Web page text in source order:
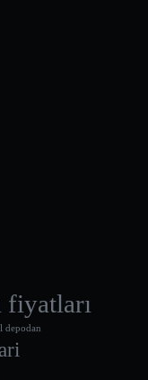
fiyatları
depodan